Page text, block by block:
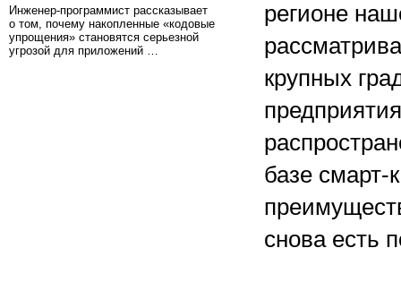
Инженер-программист рассказывает
о том, почему накопленные «кодовые
упрощения» становятся серьезной
угрозой для приложений …
регионе
крупных
базе смарт-
снова есть